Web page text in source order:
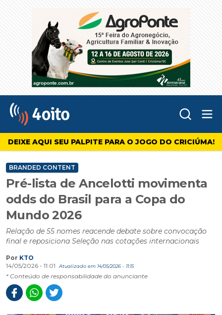
4oito
DEIXE AQUI SEU PALPITE PARA O JOGO DO CRICIÚMA!
BRANDED CONTENT
Pré-lista de Ancelotti movimenta
odds do Brasil para a Copa do
Mundo 2026
Relação de 55 nomes reacende debate sobre convocação
final e reposiciona Seleção nas cotações internacionais
Por KTO
14/05/2026 - 11:01
Atualizado em 14/05/2026 - 11:15
* Conteúdo de responsabilidade do anunciante